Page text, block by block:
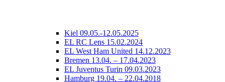
Kiel 09.05.-12.05.2025
EL RC Lens 15.02.2024
EL West Ham United 14.12.2023
Bremen 13.04. – 17.04.2023
EL Juventus Turin 09.03.2023
Hamburg 19.04. – 22.04.2018